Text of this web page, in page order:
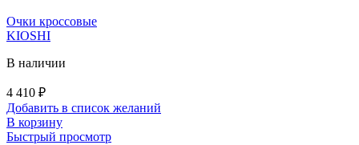
Очки кроссовые
KIOSHI
В наличии
4 410 ₽
Добавить в список желаний
В корзину
Быстрый просмотр